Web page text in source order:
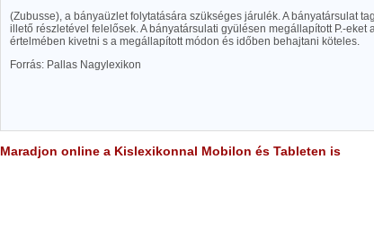
(Zubusse), a bányaüzlet folytatására szükséges járulék. A bányatársulat
illető részletével felelősek. A bányatársulati gyülésen megállapított P.-eket
értelmében kivetni s a megállapított módon és időben behajtani köteles.
Forrás: Pallas Nagylexikon
Maradjon online a Kislexikonnal Mobilon és Tableten is